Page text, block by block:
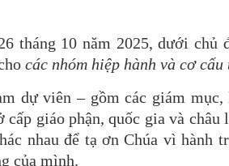
tháng 10 năm 2025, dưới chủ
các nhóm hiệp hành và cơ cấu
dự viên – gồm các giám
cấp giáo phận, quốc gia và
nhau để tạ ơn Chúa vì hành
của mình.